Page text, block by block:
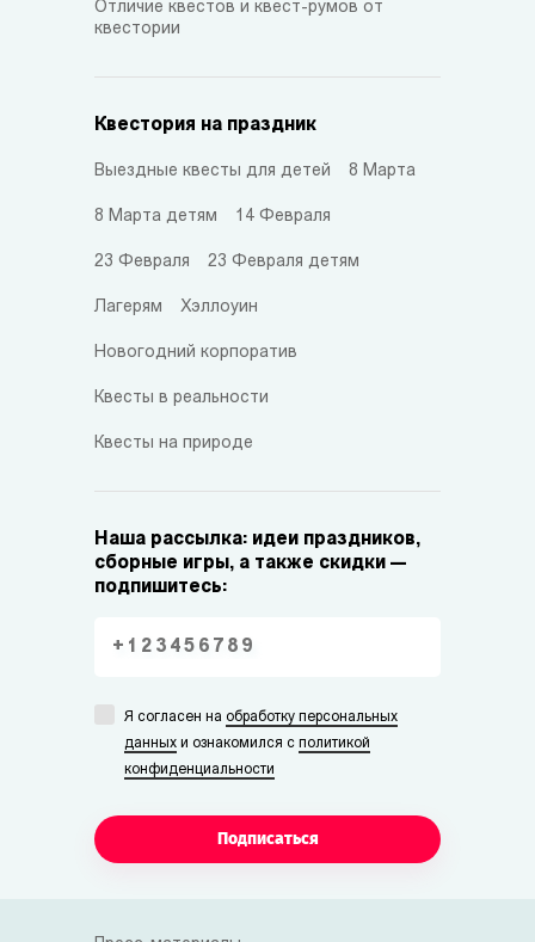
Отличие квестов и квест-румов от
квестории
Квестория на праздник
Выездные квесты для детей 8 Марта
8 Марта детям 14 Февраля
23 Февраля 23 Февраля детям
Лагерям Хэллоуин
Новогодний корпоратив
Квесты в реальности
Квесты на природе
Наша рассылка: идеи праздников,
сборные игры, а также скидки —
подпишитесь:
Я согласен на обработку персональных
данных и ознакомился с политикой
конфиденциальности
Подписаться